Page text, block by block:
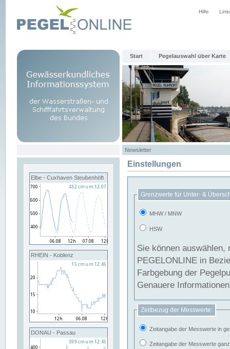
Hilfe
Start Pegelauswahl über Karte
Newsletter
Elbe - Cuxhaven Steubenhöft
RHEIN - Koblenz
DONAU - Passau
Einstellungen
Grenzwerte für Unter- &
MHW / MNW
HSW
Sie können
PEGELONLINE in Beziehung
Farbgebung der
Genauere
Zeitbezug der Messwerte:
Zeitangabe der Messwerte in
Zeitangabe der Messwerte